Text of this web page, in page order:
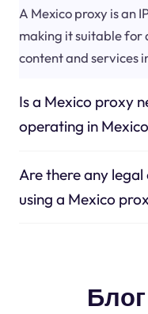
A Mexico proxy is an
making it suitable for
content and services
Is a Mexico proxy
operating in
Are there any
using a Mexico